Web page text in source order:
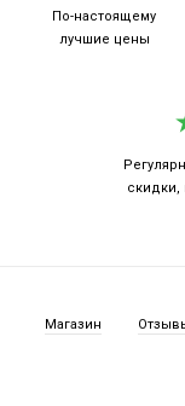
По-настоящему
лучшие цены
скидки,
Магазин